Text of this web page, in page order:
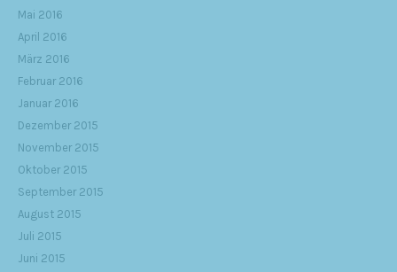
Mai 2016
April 2016
März 2016
Februar 2016
Januar 2016
Dezember 2015
November 2015
Oktober 2015
September 2015
August 2015
Juli 2015
Juni 2015